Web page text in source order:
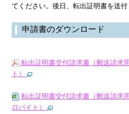
てください。後日、転出証明書を送付
申請書のダウンロード
転出証明書交付請求書（郵送請求
ト）
転出証明書交付請求書（郵送請求
ロバイト）